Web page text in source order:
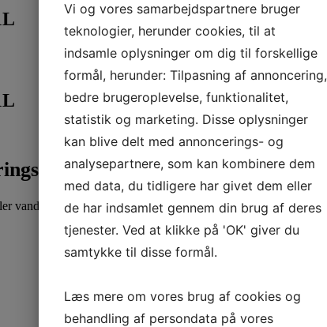
vand. Velegnet til gulvvaskemaskiner.
Vi og vores samarbejdspartnere bruger
teknologier, herunder cookies, til at
indsamle oplysninger om dig til forskellige
formål, herunder: Tilpasning af annoncering,
bedre brugeroplevelse, funktionalitet,
statistik og marketing. Disse oplysninger
kan blive delt med annoncerings- og
analysepartnere, som kan kombinere dem
med data, du tidligere har givet dem eller
de har indsamlet gennem din brug af deres
tjenester. Ved at klikke på 'OK' giver du
samtykke til disse formål.
Læs mere om vores brug af cookies og
behandling af persondata på vores